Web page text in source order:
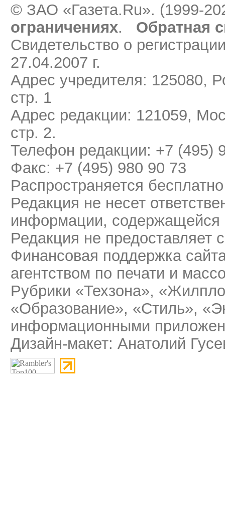
© ЗАО «Газета.Ru». (1999-
ограничениях.
Обратная
Свидетельство о
27.04.2007 г.
Адрес учредителя: 125080,
стр. 1
Адрес редакции: 121059,
стр. 2.
Телефон редакции: +7 (495)
Факс: +7 (495) 980 90 73
Распространяется бесплатно
Редакция не несет
информации, содержащейся
Редакция не предоставляет
Финансовая поддержка
агентством по печати и
Рубрики «Техзона»,
«Образование», «Стиль»,
информационными
Дизайн-макет: Анатолий